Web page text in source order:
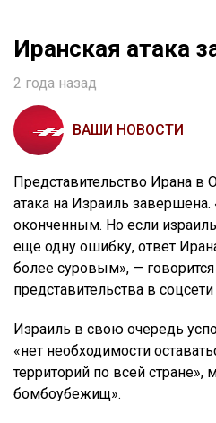
Иранская атака
2 года назад
ВАШИ НОВОСТИ
Представительство Ирана в
атака на Израиль
оконченным. Но если
еще одну ошибку, ответ
более суровым», — говорится
представительства в соцсети
Израиль в свою очередь
«нет необходимости
территорий по всей стране»,
бомбоубежищ».